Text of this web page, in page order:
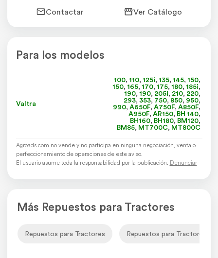
Contactar Ver Catálogo
Para los modelos
Valtra
100, 110, 125i, 135, 145, 150,
150, 165, 170, 175, 180, 185i,
190, 190, 205i, 210, 220,
293, 353, 750, 850, 950,
990, A650F, A750F, A850F,
A950F, AR150, BH 140,
BH160, BH180, BM120,
BM85, MT700C, MT800C
Agroads.com no vende y no participa en ninguna negociación, venta o
perfeccionamiento de operaciones de este aviso.
El usuario asume toda la responsabilidad por la publicación. Denunciar
Más Repuestos para Tractores
Repuestos para Tractores Repuestos para Tractores